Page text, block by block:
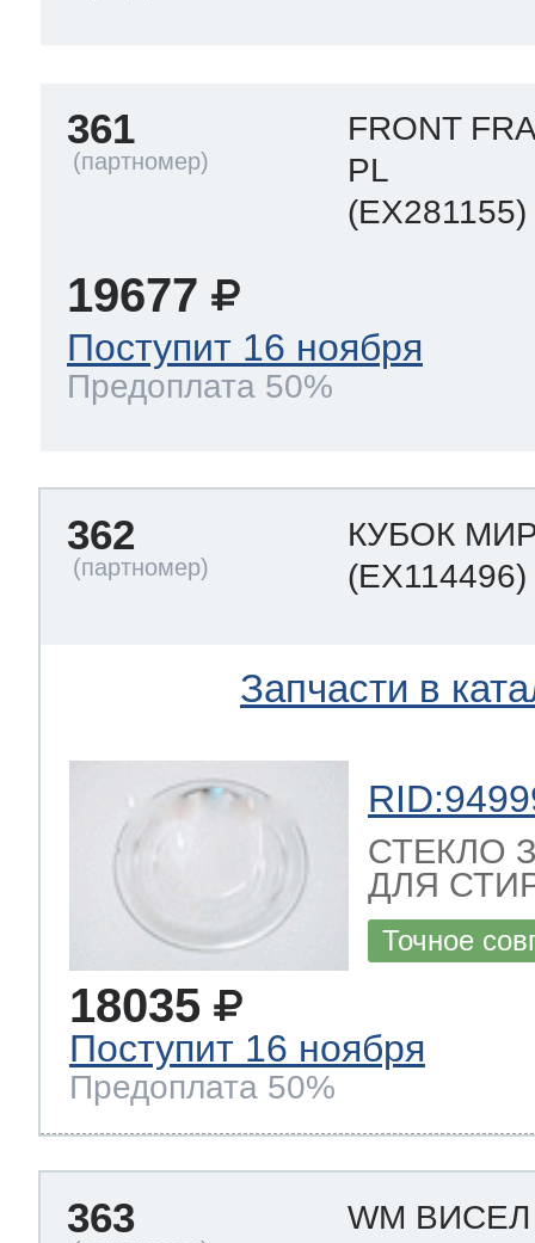
361
FRONT
PL
(EX281155)
19677
Поступит 16 ноября
Предоплата 50%
362
КУБОК
(EX114496)
Запчасти в
СТЕКЛО
ДЛЯ
Точное
18035
Поступит 16 ноября
Предоплата 50%
363 WM